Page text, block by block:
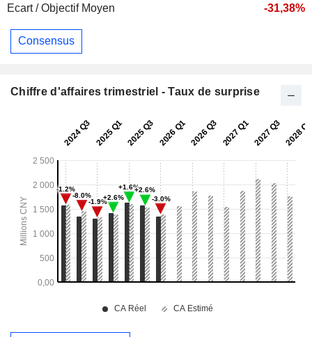
Ecart / Objectif Moyen
-31,38%
Consensus
Chiffre d'affaires trimestriel - Taux de surprise